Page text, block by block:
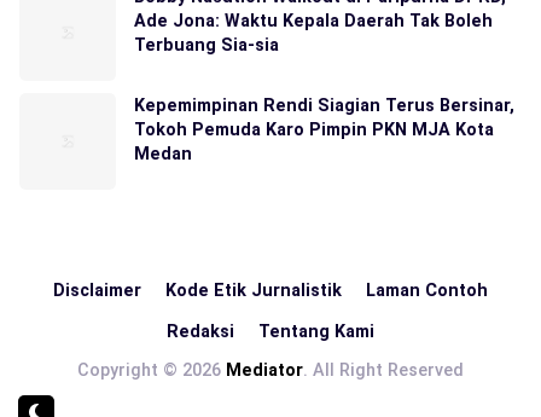
Ade Jona: Waktu Kepala Daerah Tak Boleh
Terbuang Sia-sia
Kepemimpinan Rendi Siagian Terus Bersinar,
Tokoh Pemuda Karo Pimpin PKN MJA Kota
Medan
Disclaimer Kode Etik Jurnalistik Laman Contoh
Redaksi
Tentang Kami
Copyright © 2026 Mediator. All Right Reserved